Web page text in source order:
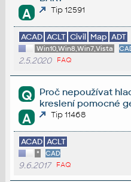
A Tip 12591
ACAD ACLT Civil Map ADT
Win10,Win8,Win7,Vista
2.5.2020 FAQ
Q
Proč nepoužívat
kreslení pomocné
A Tip 11468
ACAD ACLT
* CAD
9.6.2017 FAQ